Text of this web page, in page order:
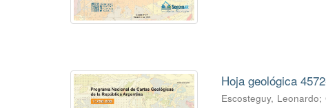
Hoja geológica
Escosteguy, Leonardo;